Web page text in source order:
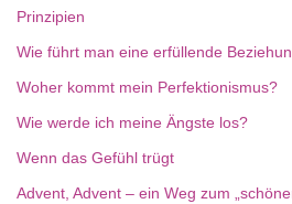
Prinzipien
Wie führt man eine erfüllende
Woher kommt mein Perfektionismus?
Wie werde ich meine Ängste los?
Wenn das Gefühl trügt
Advent, Advent – ein Weg zum